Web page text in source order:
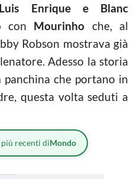
Enrique e Blanc
con Mourinho che, al
Robson mostrava già
Adesso la storia
che portano in
questa volta seduti a
recenti diMondo